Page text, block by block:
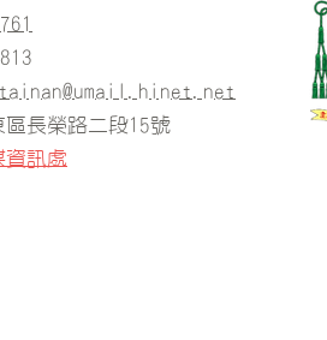
長榮路二段15號
資訊處